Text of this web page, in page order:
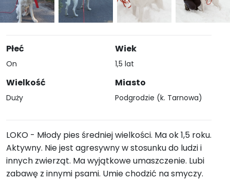
Płeć
On
Wielkość
Duży
Wiek
1,5 lat
Miasto
Podgrodzie (k. Tarnowa)
LOKO - Młody pies średniej wielkości. Ma ok 1,5 roku.
Aktywny. Nie jest agresywny w stosunku do ludzi i
innych zwierząt. Ma wyjątkowe umaszczenie. Lubi
zabawę z innymi psami. Umie chodzić na smyczy.